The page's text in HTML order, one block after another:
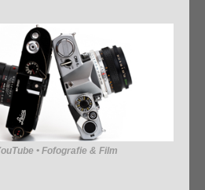
• Fofografie & Film